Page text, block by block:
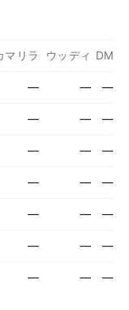
マリラ ウッディ DM
— — —
— — —
— — —
— — —
— — —
— — —
— — —